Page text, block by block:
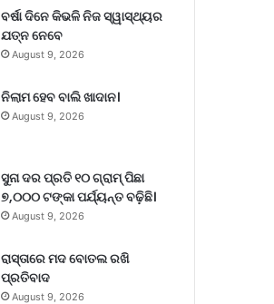
ବର୍ଷା ଦିନେ କିଭଳି ନିଜ ସ୍ୱାସ୍ଥ୍ୟର
ଯତ୍ନ ନେବେ
August 9, 2026
ନିଲାମ ହେବ ବାଲି ଖାଦାନ।
August 9, 2026
ସୁନା ଦର ପ୍ରତି ୧୦ ଗ୍ରାମ୍‌ ପିଛା
୭,୦୦୦ ଟଙ୍କା ପର୍ଯ୍ୟନ୍ତ ବଢ଼ିଛି।
August 9, 2026
ରାସ୍ତାରେ ମଦ ବୋତଲ ରଖି
ପ୍ରତିବାଦ
August 9, 2026